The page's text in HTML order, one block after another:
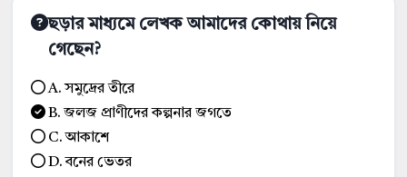
ছড়ার মাধ্যমে লেখক আমাদের কোথায় নিয়ে
গেছেন?
A. সমুদ্রের তীরে
B. জলজ প্রাণীদের কল্পনার জগতে
C. আকাশে
D. বনের ভেতর